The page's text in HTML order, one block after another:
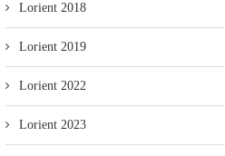
Lorient 2018
Lorient 2019
Lorient 2022
Lorient 2023